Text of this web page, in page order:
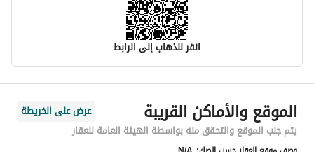
انقر للذهاب إلى الرابط
معلومات مسؤول الإعلان
اسم المسؤول
منصور مشبب عايض الشهرانيالموقع والأماكن القريبة
عرض على الخريطة
يتم جلب الموقع والتحقق منه بواسطة الهيئة العامة للعقار